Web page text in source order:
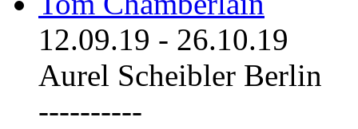
12.09.19 - 26.10.19
Aurel Scheibler Berlin
----------